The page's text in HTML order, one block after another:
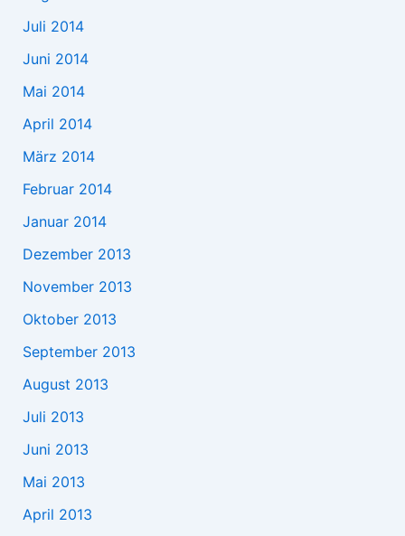
Juli 2014
Juni 2014
Mai 2014
April 2014
März 2014
Februar 2014
Januar 2014
Dezember 2013
November 2013
Oktober 2013
September 2013
August 2013
Juli 2013
Juni 2013
Mai 2013
April 2013